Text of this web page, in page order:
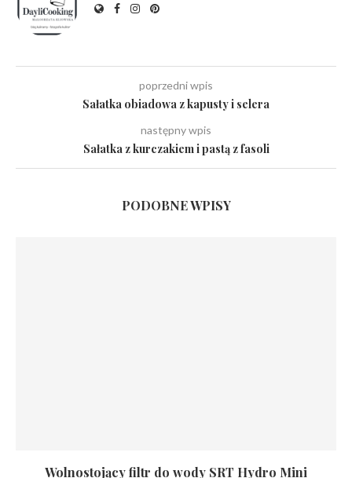
poprzedni wpis
Sałatka obiadowa z kapusty i selera
następny wpis
Sałatka z kurczakiem i pastą z fasoli
PODOBNE WPISY
Wolnostojący filtr do wody SRT Hydro Mini